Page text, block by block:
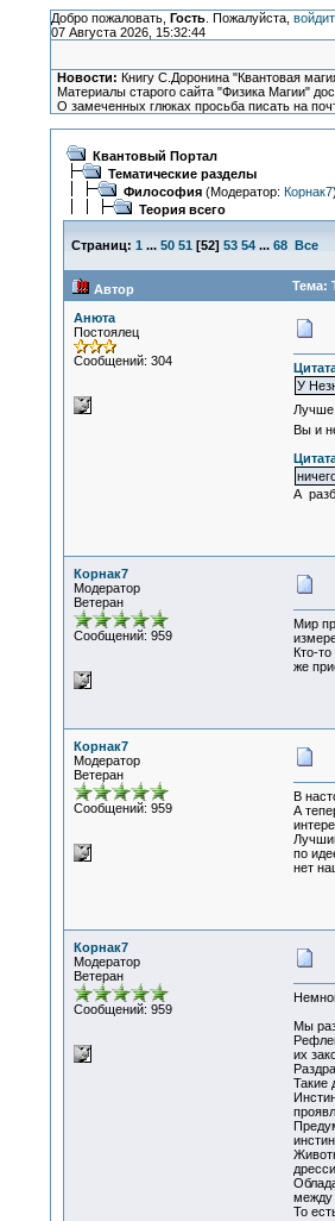
Добро пожаловать, Гость. Пожалуйста,
07 Августа 2026, 15:32:44
Новости: Книгу С.Доронина "Квантовая
Материалы старого сайта "Физика Магии"
О замеченных глюках просьба писать на
Квантовый Портал
Тематические разделы
Философия(Модератор: Корнак7)
Теория всего
Страниц: 1 ... 50 51 [52] 53 54 ... 68 Все
Автор Тема:
Анюта
Постоялец
Сообщений: 304
У
Лучше
Вы и
А
Корнак7
Модератор
Ветеран
Сообщений: 959
Мир
Кто-
же
Корнак7
Модератор
Ветеран
Сообщений: 959
В
А
по
нет
Корнак7
Модератор
Ветеран
Сообщений: 959
Мы
их
Такие
между
То